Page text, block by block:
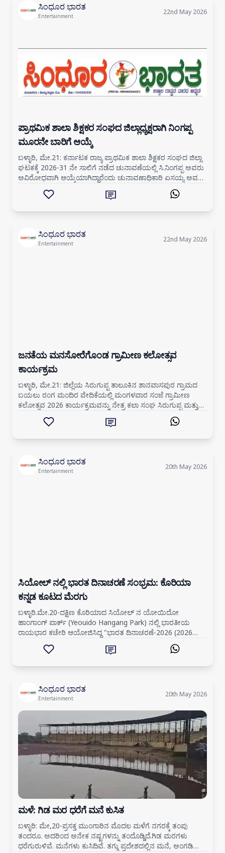
ಸಿಂಧೂರ ಭಾರತ
Entertainment 22nd May 2026
ಪ್ರಾಥಮಿಕ ಶಾಲಾ ಶಿಕ್ಷಕರ ಸಂಘದ ಜಿಲ್ಲಾಧ್ಯಕ್ಷರಾಗಿ ನಿಂಗಪ್ಪ
ಮೂರನೇ ಬಾರಿಗೆ ಆಯ್ಕೆ
ಬಳ್ಳಾರಿ, ಮೇ.21: ಕರ್ನಾಟಕ ರಾಜ್ಯ ಪ್ರಾಥಮಿಕ ಶಾಲಾ ಶಿಕ್ಷಕರ ಸಂಘದ ಜಿಲ್ಲಾ
ಘಟಕಕ್ಕೆ 2026-31 ನೇ ಸಾಲಿಗೆ ನಡೆದ ಚುನಾವಣೆಯಲ್ಲಿ ಸಿ.ನಿಂಗಪ್ಪ ಅವರು
ಅವಿರೋಧವಾಗಿ ಆಯ್ಕೆಯಾಗಿದ್ದಾರೆಂದು ಚುನಾವಣಾಧಿಕಾರಿ ಏಸಯ್ಯ ಅವರು
ಪ್ರಕಟಣೆಯಲ್ಲಿ ತಿಳಿಸ
ಸಿಂಧೂರ ಭಾರತ
Entertainment 22nd May 2026
ಜನತೆಯ ಮನಸೋರೆಗೊಂಡ ಗ್ರಾಮೀಣ ಕಲೋತ್ಸವ
ಕಾರ್ಯಕ್ರಮ
ಬಳ್ಳಾರಿ, ಮೇ.21: ಜಿಲ್ಲೆಯ ಸಿರುಗುಪ್ಪ ತಾಲೂಕಿನ ಶಾನವಾಸಪುರ ಗ್ರಾಮದ
ಬಯಲು ರಂಗ ಮಂದಿರ ವೇದಿಕೆಯಲ್ಲಿ ಮಂಗಳವಾರ ಸಂಜೆ ಗ್ರಾಮೀಣ
ಕಲೋತ್ಸವ 2026 ಕಾರ್ಯಕ್ರಮವನ್ನು ನೇತ್ರ ಕಲಾ ಸಂಘ ಸಿರುಗುಪ್ಪ ಮತ್ತು
ಕನ್ನಡ ಮತ್ತು ಸಂಸ್ಕ
ಸಿಂಧೂರ ಭಾರತ
Entertainment 20th May 2026
ಸಿಯೋಲ್ ನಲ್ಲಿ ಭಾರತ ದಿನಾಚರಣೆ ಸಂಭ್ರಮ: ಕೊರಿಯಾ
ಕನ್ನಡ ಕೂಟದ ಮೆರಗು
ಬಳ್ಳಾರಿ.ಮೇ.20-ದಕ್ಷಿಣ ಕೊರಿಯಾದ ಸಿಯೋಲ್ ನ ಯೋಯಿದೋ
ಹಾಂಗಾಂಗ್ ಪಾರ್ಕ್ (Yeouido Hangang Park) ನಲ್ಲಿ ಭಾರತೀಯ
ರಾಯಭಾರ ಕಚೇರಿ ಆಯೋಜಿಸಿದ್ದ "ಭಾರತ ದಿನಾಚರಣೆ-2026 (2026
India day)" ಕಾರ್ಯಕ್ರಮವು ವಿದೇಶಿ ನೆಲದಲ್ಲಿ ಭಾರತೀಯ ಸ
ಸಿಂಧೂರ ಭಾರತ
Entertainment 20th May 2026
ಮಳೆ: ಗಿಡ ಮರ ಧರೆಗೆ ಮನೆ ಕುಸಿತ
ಬಳ್ಳಾರಿ: ಮೇ,20-ಪ್ರಸಕ್ತ ಮುಂಗಾರಿನ ಮೊದಲ ಮಳೆಗೆ ನಗರಕ್ಕೆ ತಂಪು
ತಂದರೂ. ಅದರಿಂದ ಅನೇಕ ನಷ್ಟಗಳನ್ನು ತಂದೊಡ್ಡಿದೆ.ಗಿಡ ಮರಗಳು
ಧರೆಗುರುಳಿವೆ. ಮನೆಗಳು ಕುಸಿದಿವೆ. ತಗ್ಗು ಪ್ರದೇಶದಲ್ಲಿನ ಮನೆ, ಅಂಗಡಿ